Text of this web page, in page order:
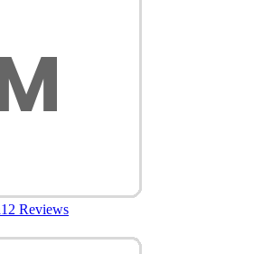
12 Reviews